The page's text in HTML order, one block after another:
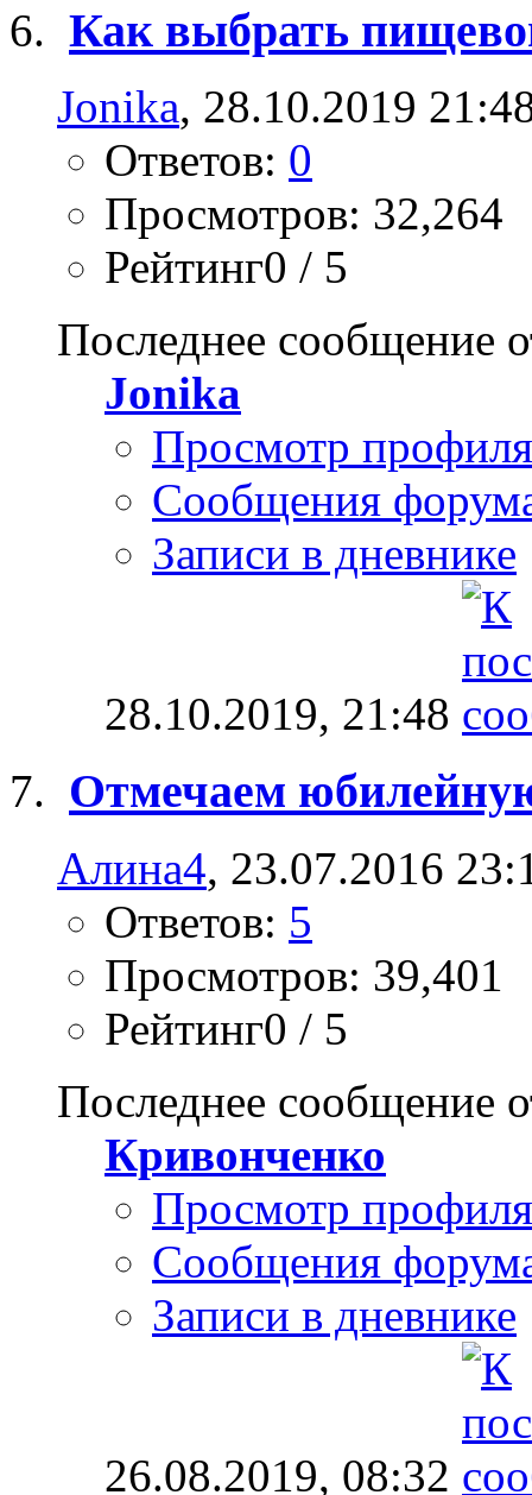
Как выбрать
Jonika, 28.10.2019
Ответов: 0
Просмотров: 32,264
Рейтинг0 / 5
Последнее сообщение
Jonika
Просмотр профиля
Сообщения
Записи в дневнике
28.10.2019, 21:48
Отмечаем
Алина4, 23.07.2016
Ответов: 5
Просмотров: 39,401
Рейтинг0 / 5
Последнее сообщение
Кривонченко
Просмотр профиля
Сообщения
Записи в дневнике
26.08.2019, 08:32